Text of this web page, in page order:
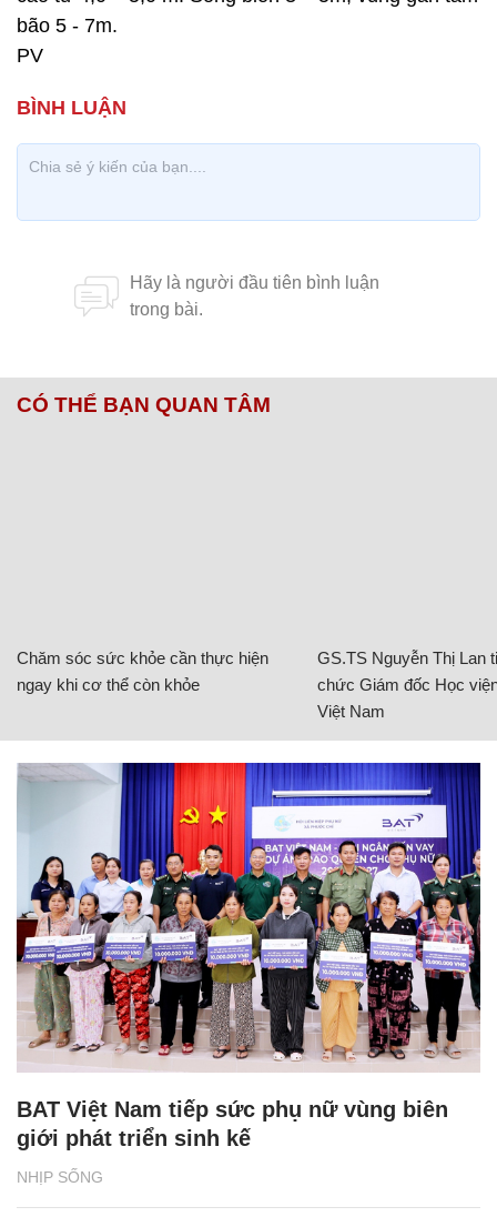
bão 5 - 7m.
PV
CÓ THỂ BẠN QUAN TÂM
Chăm sóc sức khỏe cần thực hiện
ngay khi cơ thể còn khỏe
GS.TS Nguyễn Thị Lan
chức Giám đốc Học
Việt Nam
NHỊP SỐNG
BAT Việt Nam tiếp sức phụ nữ vùng biên
giới phát triển sinh kế